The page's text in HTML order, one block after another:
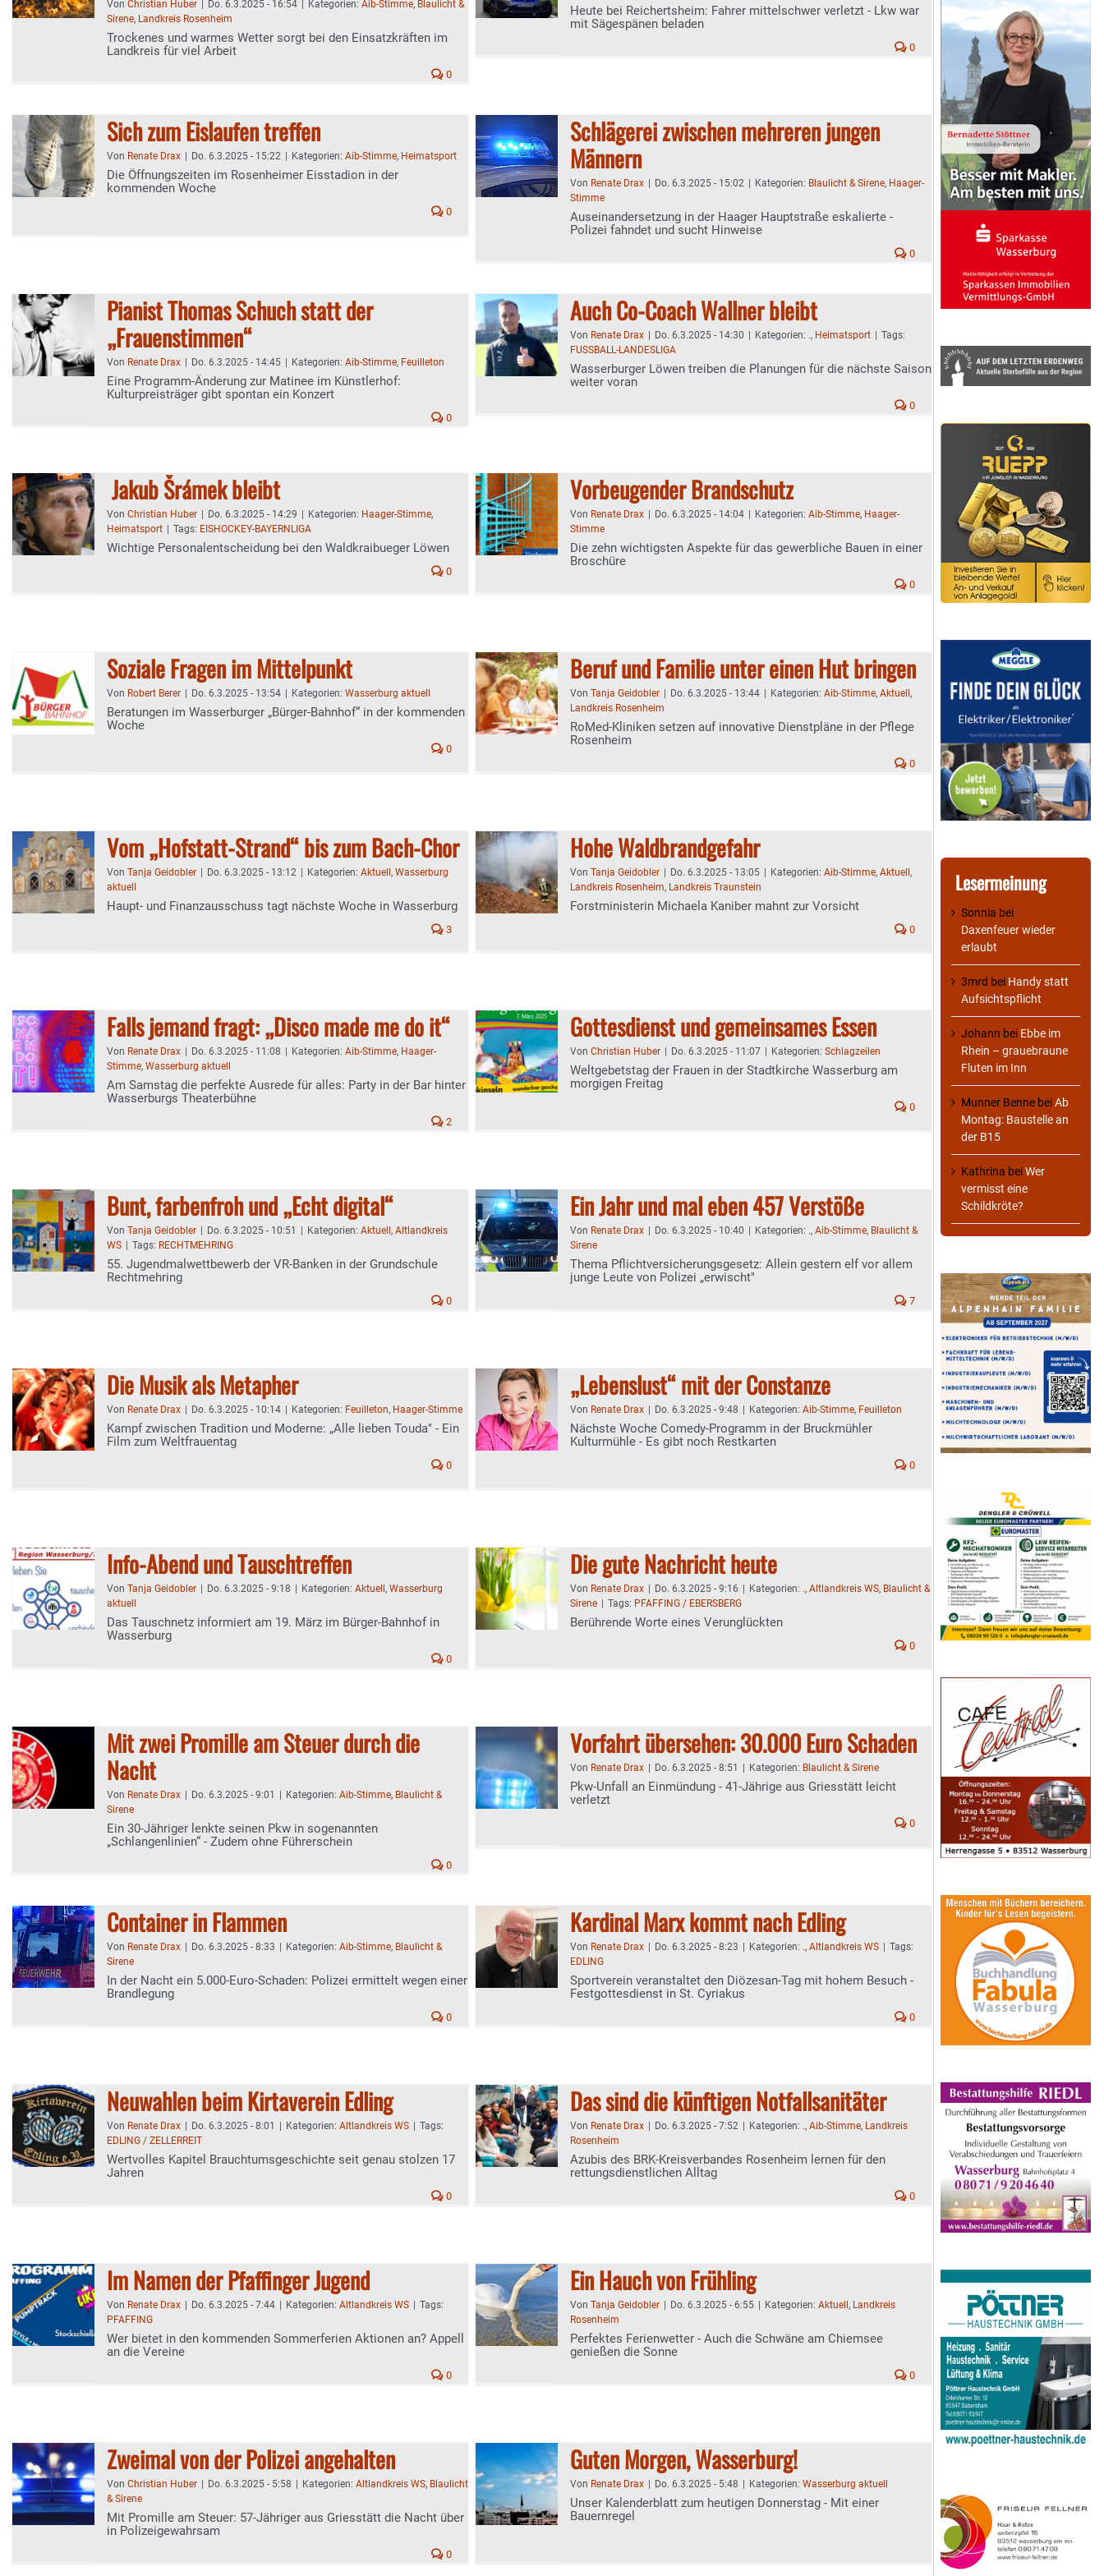
Von Christian Huber Do. 6.3.2025 - 16:54 Kategorien: Aib-Stimme, Blaulicht &
Sirene, Landkreis Rosenheim
Trockenes und warmes Wetter sorgt bei den Einsatzkräften im
Landkreis für viel Arbeit
0
Heute bei Reichertsheim: Fahrer mittelschwer verletzt - Lkw war
mit Sägespänen beladen
0
Sich zum Eislaufen treffen
Von Renate Drax Do. 6.3.2025 - 15:22 Kategorien: Aib-Stimme, Heimatsport
Die Öffnungszeiten im Rosenheimer Eisstadion in der
kommenden Woche
0
Schlägerei zwischen mehreren jungen
Männern
Von Renate Drax Do. 6.3.2025 - 15:02 Kategorien: Blaulicht & Sirene, Haager-
Stimme
Auseinandersetzung in der Haager Hauptstraße eskalierte -
Polizei fahndet und sucht Hinweise
0
Pianist Thomas Schuch statt der
„Frauenstimmen“
Von Renate Drax Do. 6.3.2025 - 14:45 Kategorien: Aib-Stimme, Feuilleton
Eine Programm-Änderung zur Matinee im Künstlerhof:
Kulturpreisträger gibt spontan ein Konzert
0
Auch Co-Coach Wallner bleibt
Von Renate Drax Do. 6.3.2025 - 14:30 Kategorien: ., Heimatsport
Tags:
FUSSBALL-LANDESLIGA
Wasserburger Löwen treiben die Planungen für die nächste Saison
weiter voran
0
Jakub Šrámek bleibt
Von Christian Huber Do. 6.3.2025 - 14:29 Kategorien: Haager-Stimme,
Heimatsport
Tags: EISHOCKEY-BAYERNLIGA
Wichtige Personalentscheidung bei den Waldkraibueger Löwen
0
Vorbeugender Brandschutz
Von Renate Drax Do. 6.3.2025 - 14:04 Kategorien: Aib-Stimme, Haager-
Stimme
Die zehn wichtigsten Aspekte für das gewerbliche Bauen in einer
Broschüre
0
Soziale Fragen im Mittelpunkt
Von Robert Berer Do. 6.3.2025 - 13:54 Kategorien: Wasserburg aktuell
Beratungen im Wasserburger „Bürger-Bahnhof“ in der kommenden
Woche
0
Beruf und Familie unter einen Hut bringen
Von Tanja Geidobler Do. 6.3.2025 - 13:44 Kategorien: Aib-Stimme, Aktuell ,
Landkreis Rosenheim
RoMed-Kliniken setzen auf innovative Dienstpläne in der Pflege
Rosenheim
0
Vom „Hofstatt-Strand“ bis zum Bach-Chor
Von Tanja Geidobler Do. 6.3.2025 - 13:12 Kategorien: Aktuell , Wasserburg
aktuell
Haupt- und Finanzausschuss tagt nächste Woche in Wasserburg
3
Hohe Waldbrandgefahr
Von Tanja Geidobler Do. 6.3.2025 - 13:05 Kategorien: Aib-Stimme, Aktuell ,
Landkreis Rosenheim, Landkreis Traunstein
Forstministerin Michaela Kaniber mahnt zur Vorsicht
0
Falls jemand fragt: „Disco made me do it“
Von Renate Drax Do. 6.3.2025 - 11:08 Kategorien: Aib-Stimme, Haager-
Stimme, Wasserburg aktuell
Am Samstag die perfekte Ausrede für alles: Party in der Bar hinter
Wasserburgs Theaterbühne
2
Gottesdienst und gemeinsames Essen
Von Christian Huber Do. 6.3.2025 - 11:07 Kategorien: Schlagzeilen
Weltgebetstag der Frauen in der Stadtkirche Wasserburg am
morgigen Freitag
0
Bunt, farbenfroh und „Echt digital“
Von Tanja Geidobler Do. 6.3.2025 - 10:51 Kategorien: Aktuell , Altlandkreis
WS
Tags: RECHTMEHRING
55. Jugendmalwettbewerb der VR-Banken in der Grundschule
Rechtmehring
0
Ein Jahr und mal eben 457 Verstöße
Von Renate Drax Do. 6.3.2025 - 10:40 Kategorien: ., Aib-Stimme, Blaulicht &
Sirene
Thema Pflichtversicherungsgesetz: Allein gestern elf vor allem
junge Leute von Polizei „erwischt"
7
Die Musik als Metapher
Von Renate Drax Do. 6.3.2025 - 10:14 Kategorien: Feuilleton, Haager-Stimme
Kampf zwischen Tradition und Moderne: „Alle lieben Touda" - Ein
Film zum Weltfrauentag
0
„Lebenslust“ mit der Constanze
Von Renate Drax Do. 6.3.2025 - 9:48 Kategorien: Aib-Stimme, Feuilleton
Nächste Woche Comedy-Programm in der Bruckmühler
Kulturmühle - Es gibt noch Restkarten
0
Info-Abend und Tauschtreffen
Von Tanja Geidobler Do. 6.3.2025 - 9:18 Kategorien: Aktuell , Wasserburg
aktuell
Das Tauschnetz informiert am 19. März im Bürger-Bahnhof in
Wasserburg
0
Die gute Nachricht heute
Von Renate Drax Do. 6.3.2025 - 9:16 Kategorien: ., Altlandkreis WS, Blaulicht &
Sirene
Tags: PFAFFING / EBERSBERG
Berührende Worte eines Verunglückten
0
Mit zwei Promille am Steuer durch die
Nacht
Von Renate Drax Do. 6.3.2025 - 9:01 Kategorien: Aib-Stimme, Blaulicht &
Sirene
Ein 30-Jähriger lenkte seinen Pkw in sogenannten
„Schlangenlinien“ - Zudem ohne Führerschein
0
Vorfahrt übersehen: 30.000 Euro Schaden
Von Renate Drax Do. 6.3.2025 - 8:51 Kategorien: Blaulicht & Sirene
Pkw-Unfall an Einmündung - 41-Jährige aus Griesstätt leicht
verletzt
0
Container in Flammen
Von Renate Drax Do. 6.3.2025 - 8:33 Kategorien: Aib-Stimme, Blaulicht &
Sirene
In der Nacht ein 5.000-Euro-Schaden: Polizei ermittelt wegen einer
Brandlegung
0
Kardinal Marx kommt nach Edling
Von Renate Drax Do. 6.3.2025 - 8:23 Kategorien: ., Altlandkreis WS
Tags:
EDLING
Sportverein veranstaltet den Diözesan-Tag mit hohem Besuch -
Festgottesdienst in St. Cyriakus
0
Neuwahlen beim Kirtaverein Edling
Von Renate Drax Do. 6.3.2025 - 8:01 Kategorien: Altlandkreis WS
Tags:
EDLING / ZELLERREIT
Wertvolles Kapitel Brauchtumsgeschichte seit genau stolzen 17
Jahren
0
Das sind die künftigen Notfallsanitäter
Von Renate Drax Do. 6.3.2025 - 7:52 Kategorien: ., Aib-Stimme, Landkreis
Rosenheim
Azubis des BRK-Kreisverbandes Rosenheim lernen für den
rettungsdienstlichen Alltag
0
Im Namen der Pfaffinger Jugend
Von Renate Drax Do. 6.3.2025 - 7:44 Kategorien: Altlandkreis WS
Tags:
PFAFFING
Wer bietet in den kommenden Sommerferien Aktionen an? Appell
an die Vereine
0
Ein Hauch von Frühling
Von Tanja Geidobler Do. 6.3.2025 - 6:55 Kategorien: Aktuell , Landkreis
Rosenheim
Perfektes Ferienwetter - Auch die Schwäne am Chiemsee
genießen die Sonne
0
Zweimal von der Polizei angehalten
Von Christian Huber Do. 6.3.2025 - 5:58 Kategorien: Altlandkreis WS, Blaulicht
& Sirene
Mit Promille am Steuer: 57-Jähriger aus Griesstätt die Nacht über
in Polizeigewahrsam
0
Guten Morgen, Wasserburg!
Von Renate Drax Do. 6.3.2025 - 5:48 Kategorien: Wasserburg aktuell
Unser Kalenderblatt zum heutigen Donnerstag - Mit einer
Bauernregel
Lesermeinung
Sonnia bei
Daxenfeuer wieder
erlaubt
3mrd bei Handy statt
Aufsichtspflicht
Johann bei Ebbe im
Rhein – grauebraune
Fluten im Inn
Munner Benne beiAb
Montag: Baustelle an
der B15
Kathrina beiWer
vermisst eine
Schildkröte?